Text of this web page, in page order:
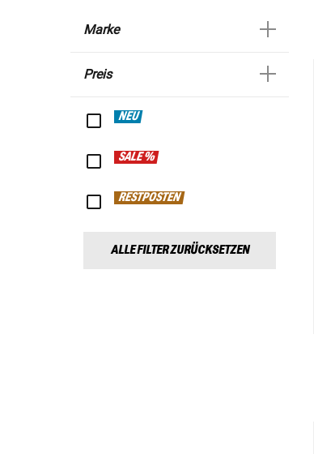
Marke
Preis
NEU
SALE %
RESTPOSTEN
ALLE FILTER ZURÜCKSETZEN